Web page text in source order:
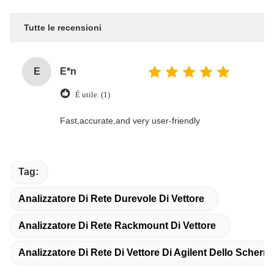
Tutte le recensioni
E E*n
È utile. (1)
Fast,accurate,and very user-friendly
Tag:
Analizzatore Di Rete Durevole Di Vettore
Analizzatore Di Rete Rackmount Di Vettore
Analizzatore Di Rete Di Vettore Di Agilent Dello